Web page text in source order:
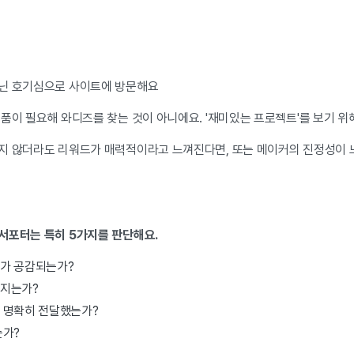
호기심으로 사이트에 방문해요
이 필요해 와디즈를 찾는 것이 아니에요. '재미있는 프로젝트'를 보기
않더라도 리워드가 매력적이라고 느껴진다면, 또는 메이커의 진정성이
포터는 특히 5가지를 판단해요.
공감되는가?
는가?
확히 전달했는가?
?